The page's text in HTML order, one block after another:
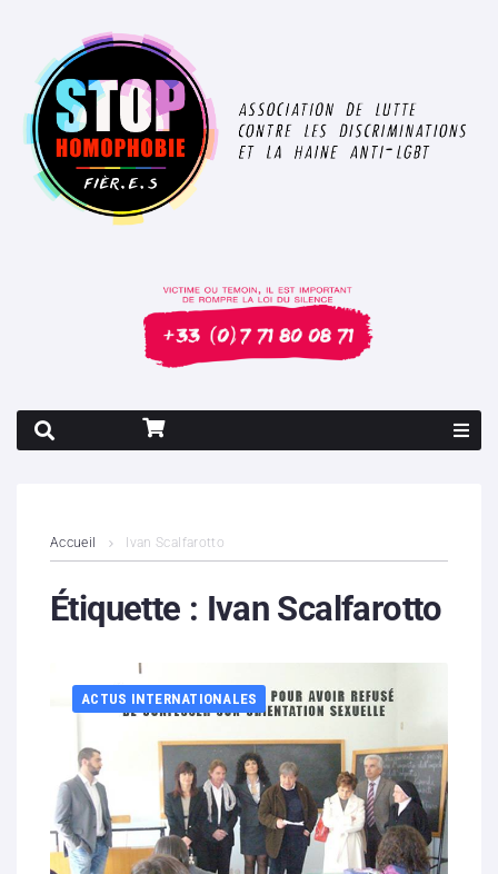
Contenus litigieux
Boutique
Partenaires
Contacts
Hébergement solidaire
Accueil Ivan Scalfarotto
Étiquette : Ivan Scalfarotto
ACTUS INTERNATIONALES